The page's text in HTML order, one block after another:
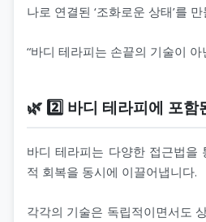
나로 연결된 ‘조화로운 상태’를
“바디 테라피는 손끝의 기술이
🌿 2️⃣ 바디 테라피에 포함
바디 테라피는 다양한 접근법을
적 회복을 동시에 이끌어냅니다.
각각의 기술은 독립적이면서도